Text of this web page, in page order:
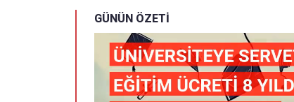
GÜNÜN ÖZETİ